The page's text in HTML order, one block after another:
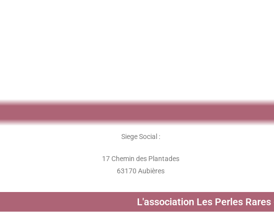
Siege Social :
17 Chemin des Plantades
63170 Aubières
L'association Les Perles